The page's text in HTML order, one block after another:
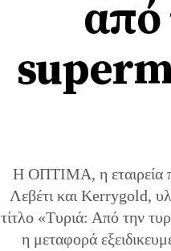
από
Η ΟΠΤΙΜΑ, η εταιρεία
Λεβέτι και Kerrygold,
τίτλο «Τυριά: Από την
η μεταφορά